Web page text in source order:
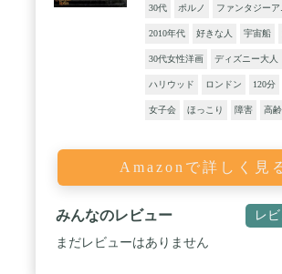
30代 ポルノ ファンタジーア
2010年代 好きな人 宇宙船
30代女性洋画 ディズニー大人
ハリウッド ロンドン 120分
女子会 ほっこり 障害 高
Amazonで詳しく見
みんなのレビュー レ
まだレビューはありません